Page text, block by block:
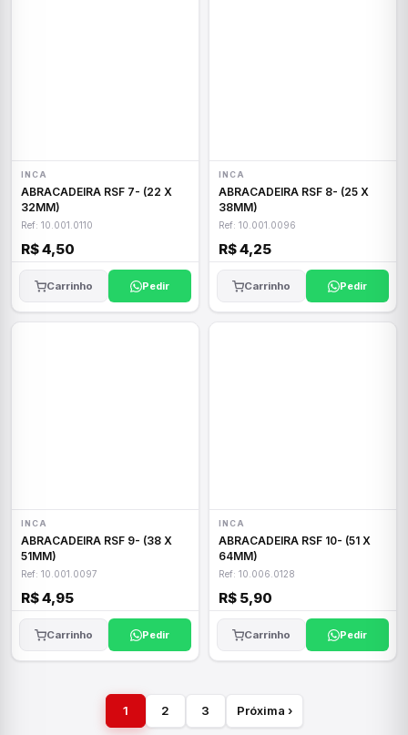
INCA
ABRACADEIRA RSF 7- (22 X
32MM)
Ref: 10.001.0110
R$ 4,50
Carrinho Pedir
INCA
ABRACADEIRA RSF 8- (25 X
38MM)
Ref: 10.001.0096
R$ 4,25
Carrinho Pedir
INCA
ABRACADEIRA RSF 9- (38 X
51MM)
Ref: 10.001.0097
R$ 4,95
Carrinho Pedir
INCA
ABRACADEIRA RSF 10- (51 X
64MM)
Ref: 10.006.0128
R$ 5,90
Carrinho Pedir
1 2 3 Próxima ›